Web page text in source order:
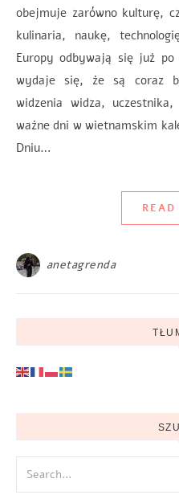
obejmuje zarówno kulturę,
kulinaria, naukę,
Europy odbywają się już
wydaje się, że są coraz
widzenia widza,
ważne dni w wietnamskim
Dniu…
READ
anetagrenda